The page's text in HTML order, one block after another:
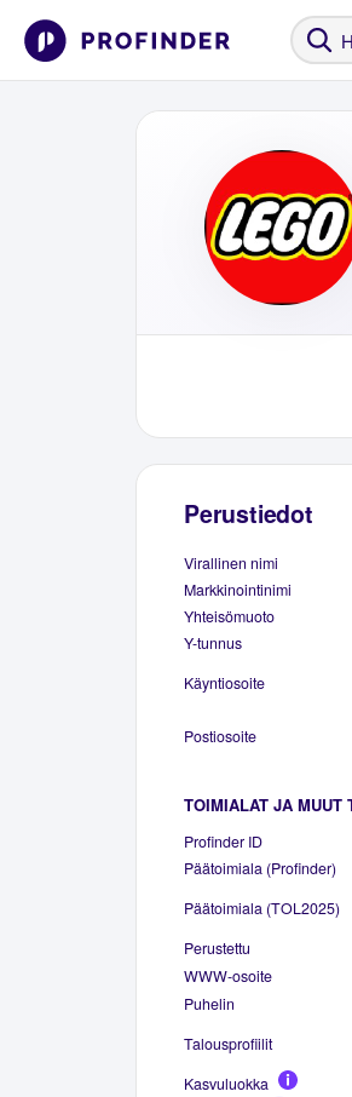
Perustiedot
Virallinen nimi
Markkinointinimi
Yhteisömuoto
Y-tunnus
Käyntiosoite
Postiosoite
TOIMIALAT JA MUUT
Profinder ID
Päätoimiala (Profinder)
Päätoimiala (TOL2025)
Perustettu
WWW-osoite
Puhelin
Talousprofiilit
Kasvuluokka